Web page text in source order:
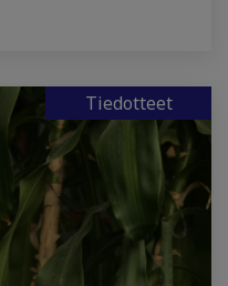
Tiedotteet